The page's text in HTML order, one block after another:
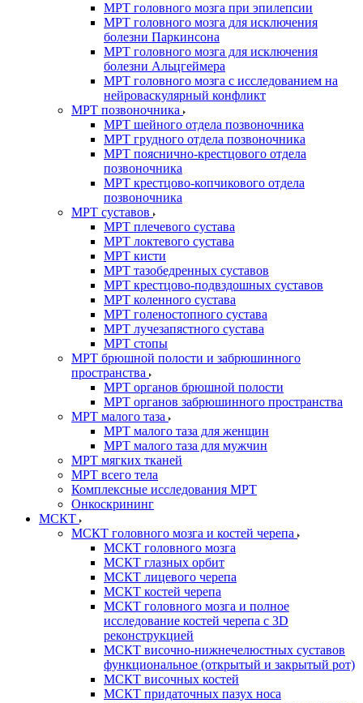
МРТ головного мозга при эпилепсии
МРТ головного мозга для исключения
болезни Паркинсона
МРТ головного мозга для исключения
болезни Альцгеймера
МРТ головного мозга с исследованием на
нейроваскулярный конфликт
МРТ позвоночника
МРТ шейного отдела позвоночника
МРТ грудного отдела позвоночника
МРТ пояснично-крестцового отдела
позвоночника
МРТ крестцово-копчикового отдела
позвоночника
МРТ суставов
МРТ плечевого сустава
МРТ локтевого сустава
МРТ кисти
МРТ тазобедренных суставов
МРТ крестцово-подвздошных суставов
МРТ коленного сустава
МРТ голеностопного сустава
МРТ лучезапястного сустава
МРТ стопы
МРТ брюшной полости и забрюшинного
пространства
МРТ органов брюшной полости
МРТ органов забрюшинного пространства
МРТ малого таза
МРТ малого таза для женщин
МРТ малого таза для мужчин
МРТ мягких тканей
МРТ всего тела
Комплексные исследования МРТ
Онкоскрининг
МСКТ
МСКТ головного мозга и костей черепа
МСКТ головного мозга
МСКТ глазных орбит
МСКТ лицевого черепа
МСКТ костей черепа
МСКТ головного мозга и полное
исследование костей черепа с 3D
реконструкцией
МСКТ височно-нижнечелюстных суставов
функциональное (открытый и закрытый рот)
МСКТ височных костей
МСКТ придаточных пазух носа